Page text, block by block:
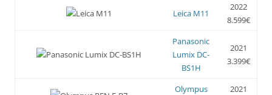
Leica M11
2022
8.599€
Panasonic
Lumix DC-
BS1H
2021
3.399€
Olympus
2021